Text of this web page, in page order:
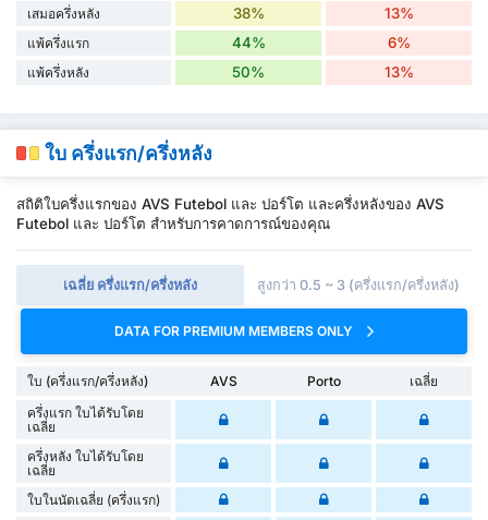
เสมอครึ่งหลัง 38% 13%
แพ้ครึ่งแรก 44% 6%
แพ้ครึ่งหลัง 50% 13%
ใบ ครึ่งแรก/ครึ่งหลัง
สถิติใบครึ่งแรกของ AVS Futebol และ ปอร์โต และครึ่งหลังของ AVS
Futebol และ ปอร์โต สำหรับการคาดการณ์ของคุณ
เฉลี่ย ครึ่งแรก/ครึ่งหลัง สูงกว่า 0.5 ~ 3 (ครึ่งแรก/ครึ่งหลัง)
DATA FOR PREMIUM MEMBERS ONLY
ใบ (ครึ่งแรก/ครึ่งหลัง) AVS Porto
เฉลี่ย
ครึ่งแรก ใบได้รับโดย
เฉลี่ย
ครึ่งหลัง ใบได้รับโดย
เฉลี่ย
ใบในนัดเฉลี่ย (ครึ่งแรก)